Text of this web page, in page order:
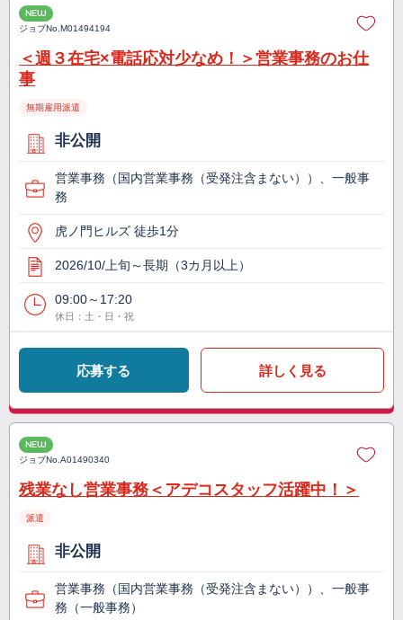
NEW
ジョブNo.M01494194
＜週３在宅×電話応対少なめ！＞営業事務のお仕
事
無期雇用派遣
非公開
営業事務（国内営業事務（受発注含まない））、一般事
務
虎ノ門ヒルズ 徒歩1分
2026/10/上旬～長期（3カ月以上）
09:00～17:20
休日：土・日・祝
応募する 詳しく見る
NEW
ジョブNo.A01490340
残業なし営業事務＜アデコスタッフ活躍中！＞
派遣
非公開
営業事務（国内営業事務（受発注含まない））、一般事
務（一般事務）